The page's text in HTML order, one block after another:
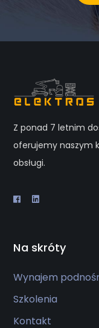
Z ponad 7 letnim
oferujemy naszym
obsługi.
Na skróty
Wynajem
Szkolenia
Kontakt